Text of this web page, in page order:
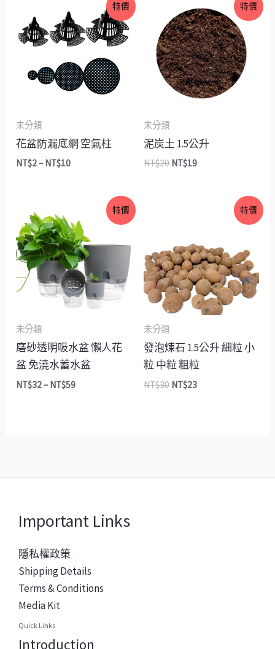
特價
未分類
花盆防漏底網 空氣柱
NT$2– NT$10
格
範
圍：
NT$2
到
NT$10
特價
未分類
泥炭土 1.5公升
NT$20
始
價
格：
NT$20。
NT$19
前
價
格：
NT$19。
特價
未分類
磨砂透明吸水盆 懶人花
盆 免澆水蓄水盆
NT$32– NT$59
範
圍：
NT$32
到
NT$59
特價
未分類
發泡煉石 1.5公升 細粒 小
粒 中粒 粗粒
NT$30
NT$30。
NT$23
NT$23。
Important Links
隱私權政策
Shipping Details
Terms & Conditions
Media Kit
Quick Links
Introduction